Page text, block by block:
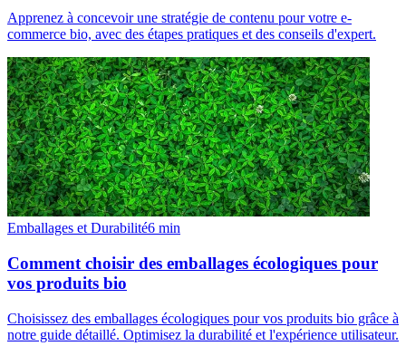
Apprenez à concevoir une stratégie de contenu pour votre e-
commerce bio, avec des étapes pratiques et des conseils d'expert.
Emballages et Durabilité6 min
Comment choisir des emballages écologiques pour
vos produits bio
Choisissez des emballages écologiques pour vos produits bio grâce à
notre guide détaillé. Optimisez la durabilité et l'expérience utilisateur.